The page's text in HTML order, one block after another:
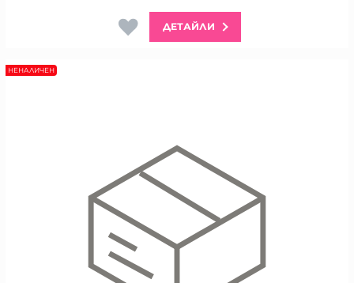
ДЕТАЙЛИ
НЕНАЛИЧЕН